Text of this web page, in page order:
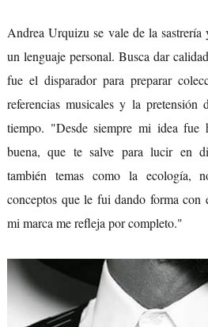
Andrea Urquizu se vale de la
un lenguaje personal. Busca dar
fue el disparador para preparar
referencias musicales y la pretensión
tiempo. "Desde siempre mi idea fue
buena, que te salve para lucir en
también temas como la ecología,
conceptos que le fui dando forma
mi marca me refleja por completo."